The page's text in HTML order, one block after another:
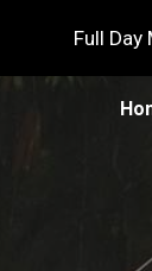
Skip to mainFull Day